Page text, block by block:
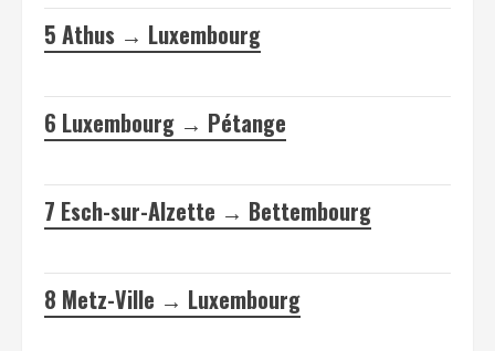
5 Athus → Luxembourg
6 Luxembourg → Pétange
7 Esch-sur-Alzette → Bettembourg
8 Metz-Ville → Luxembourg